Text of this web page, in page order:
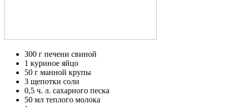
300 г печени свиной
1 куриное яйцо
50 г манной крупы
3 щепотки соли
0,5 ч. л. сахарного песка
50 мл теплого молока